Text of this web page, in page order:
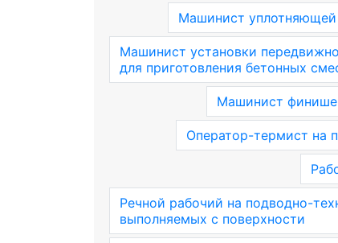
Машинист
Машинист установки
для приготовления бетонных
Машинист
Оператор-термист на
Речной рабочий на подводно-
выполняемых с поверхности